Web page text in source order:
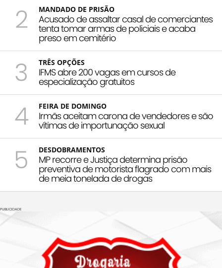
2 MANDADO DE PRISÃO
Acusado de assaltar casal de comerciantes
tenta tomar armas de policiais e acaba
preso em cemitério
3 TRÊS OPÇÕES
IFMS abre 200 vagas em cursos de
especialização gratuitos
4 FEIRA DE DOMINGO
Irmãs aceitam carona de vendedores e são
vítimas de importunação sexual
5 DESDOBRAMENTOS
MP recorre e Justiça determina prisão
preventiva de motorista flagrado com mais
de meia tonelada de drogas
PUBLICIDADE